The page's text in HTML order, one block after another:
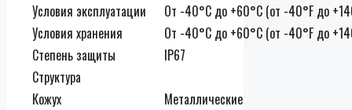
Условия эксплуатации
От -40°C до +60°C (от -40°F до
Условия хранения
От -40°C до +60°C (от -40°F до
Степень защиты
IP67
Структура
Кожух
Металлические